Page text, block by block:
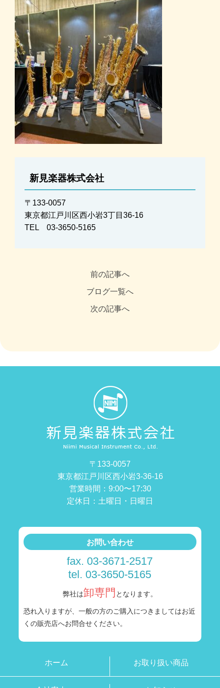
新見楽器株式会社
〒133-0057
東京都江戸川区西小岩3丁目36-16
TEL 03-3650-5165
前の記事へ
ブログ一覧へ
次の記事へ
〒133-0057
東京都江戸川区西小岩3-36-16
営業時間：9:00〜17:30
定休日：土曜日・日曜日
お問い合わせ
fax. 03-3671-2517
tel. 03-3650-5165
弊社は卸専門 となります。
恐れ入りますが、一般の方のご購入につきましてはお近
くの販売店へお問合せください。
ホーム お取り扱い商品